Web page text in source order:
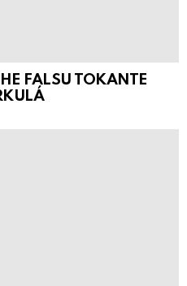
FALSU TOKANTE